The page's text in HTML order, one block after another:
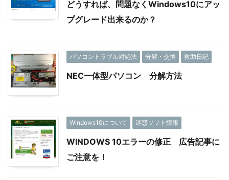
どうすれば、問題なくWindows10にアッ
プグレード出来るのか？
パソコントラブル対処法 分解・交換 救助日記
NEC一体型パソコン 分解方法
Windows10について 迷惑ソフト情報
WINDOWS 10エラーの修正 広告記事に
ご注意を！